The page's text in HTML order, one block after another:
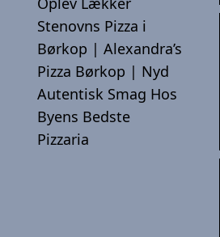
Stenovns Pizza i
Børkop | Alexandra’s
Pizza Børkop | Nyd
Autentisk Smag Hos
Byens Bedste
Pizzaria